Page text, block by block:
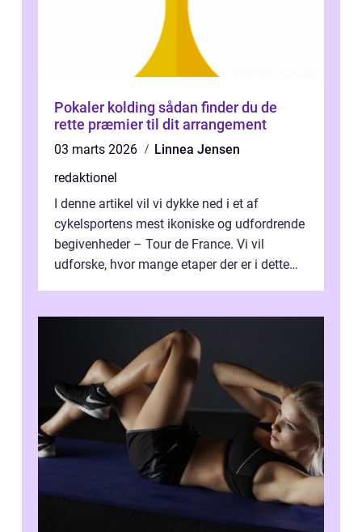
Pokaler kolding sådan finder du de
rette præmier til dit arrangement
03 marts 2026
Linnea Jensen
redaktionel
I denne artikel vil vi dykke ned i et af
cykelsportens mest ikoniske og udfordrende
begivenheder – Tour de France. Vi vil
udforske, hvor mange etaper der er i dette